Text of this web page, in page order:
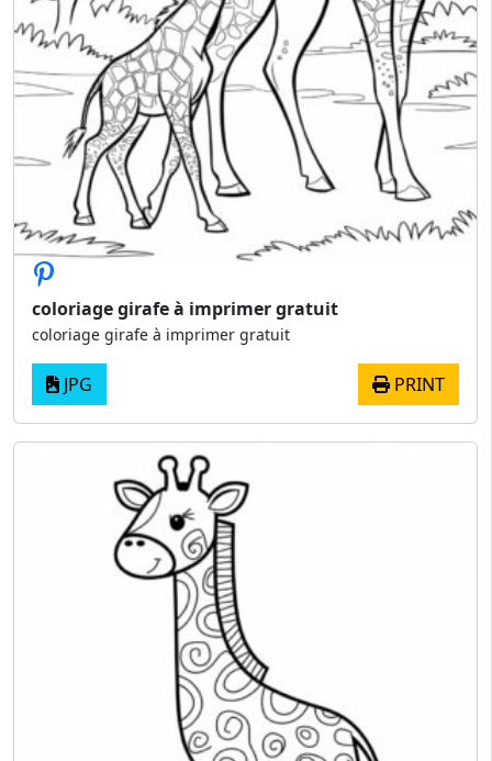
coloriage girafe à imprimer gratuit
coloriage girafe à imprimer gratuit
JPG PRINT